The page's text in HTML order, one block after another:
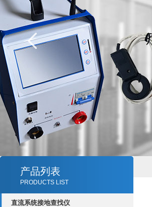
产品列表
PRODUCTS LIST
直流系统接地查找仪